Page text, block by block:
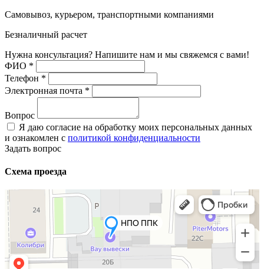
Самовывоз, курьером, транспортными компаниями
Безналичный расчет
Нужна консультация? Напишите нам и мы свяжемся с вами!
ФИО *
Телефон *
Электронная почта *
Вопрос
Я даю согласие на обработку моих персональных данных
и ознакомлен с политикой конфиденциальности
Задать вопрос
Схема проезда